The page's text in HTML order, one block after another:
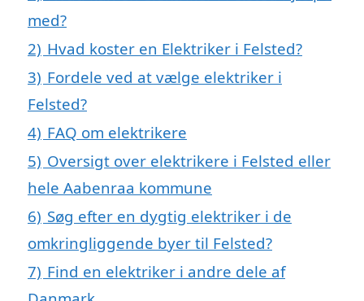
med?
2) Hvad koster en Elektriker i Felsted?
3) Fordele ved at vælge elektriker i
Felsted?
4) FAQ om elektrikere
5) Oversigt over elektrikere i Felsted eller
hele Aabenraa kommune
6) Søg efter en dygtig elektriker i de
omkringliggende byer til Felsted?
7) Find en elektriker i andre dele af